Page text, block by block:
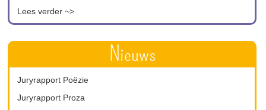
Lees verder ~>
Nieuws
Juryrapport Poëzie
Juryrapport Proza